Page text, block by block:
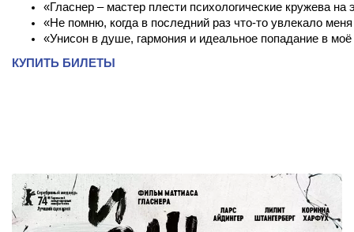
«Гласнер – мастер плести психологические кружева
«Не помню, когда в последний раз что-то увлекало
«Унисон в душе, гармония и идеальное попадание в
КУПИТЬ БИЛЕТЫ